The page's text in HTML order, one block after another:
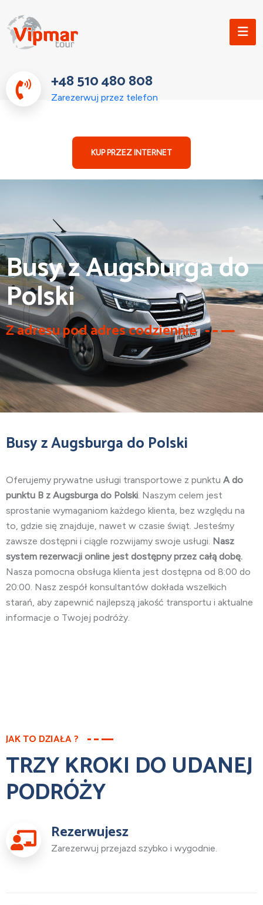
+48 510 480 808
Zarezerwuj przez telefon
KUP PRZEZ INTERNET
Busy z Augsburga do
Polski
Z adresu pod adres codziennie
Busy z Augsburga do Polski
Oferujemy prywatne usługi transportowe z punktu A do
punktu B z Augsburga do Polski. Naszym celem jest
sprostanie wymaganiom każdego klienta, bez względu na
to, gdzie się znajduje, nawet w czasie świąt. Jesteśmy
zawsze dostępni i ciągle rozwijamy swoje usługi. Nasz
system rezerwacji online jest dostępny przez całą dobę.
Nasza pomocna obsługa klienta jest dostępna od 8:00 do
20:00. Nasz zespół konsultantów dokłada wszelkich
starań, aby zapewnić najlepszą jakość transportu i aktualne
informacje o Twojej podróży.
JAK TO DZIAŁA ?
TRZY KROKI DO UDANEJ
PODRÓŻY
Rezerwujesz
Zarezerwuj przejazd szybko i wygodnie.